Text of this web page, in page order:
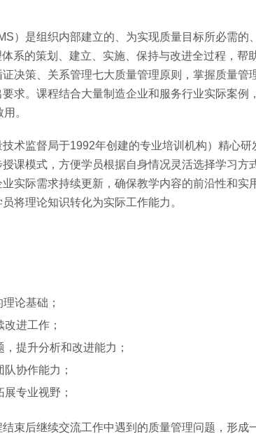
）是组织内部建立的、为实现质量目标所必需的
系的策划、建立、实施、保持与改进全过程，帮
决策、关系管理七大质量管理原则，掌握质量管
求。课程结合大量制造企业和服务行业实际案例
。
术监督局于1992年创建的专业培训机构）精心研
课模式，方便学员根据自身情况灵活选择学习方
实际需求持续更新，确保教学内容的前沿性和实
将理论知识转化为实际工作能力。
论基础；
进工作；
提升分析和改进能力；
协作能力；
专业视野；
束后继续交流工作中遇到的质量管理问题，形成